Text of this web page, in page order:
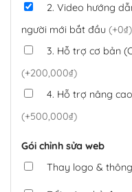
2. Video hướng
người mới bắt đầu (+0₫)
3. Hỗ trợ cơ bản
(+200,000₫)
4. Hỗ trợ nâng
(+500,000₫)
Gói chỉnh sửa web
Thay logo &